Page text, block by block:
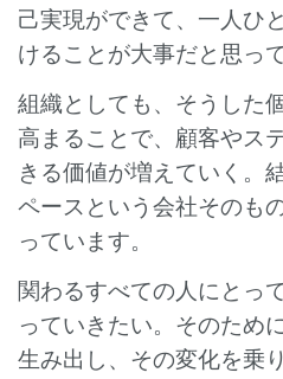
己実現ができて、一人ひ
けることが大事だと思っ
組織としても、そうした
高まることで、顧客やス
きる価値が増えていく。
ペースという会社そのも
っています。
関わるすべての人にとっ
っていきたい。そのため
生み出し、その変化を乗